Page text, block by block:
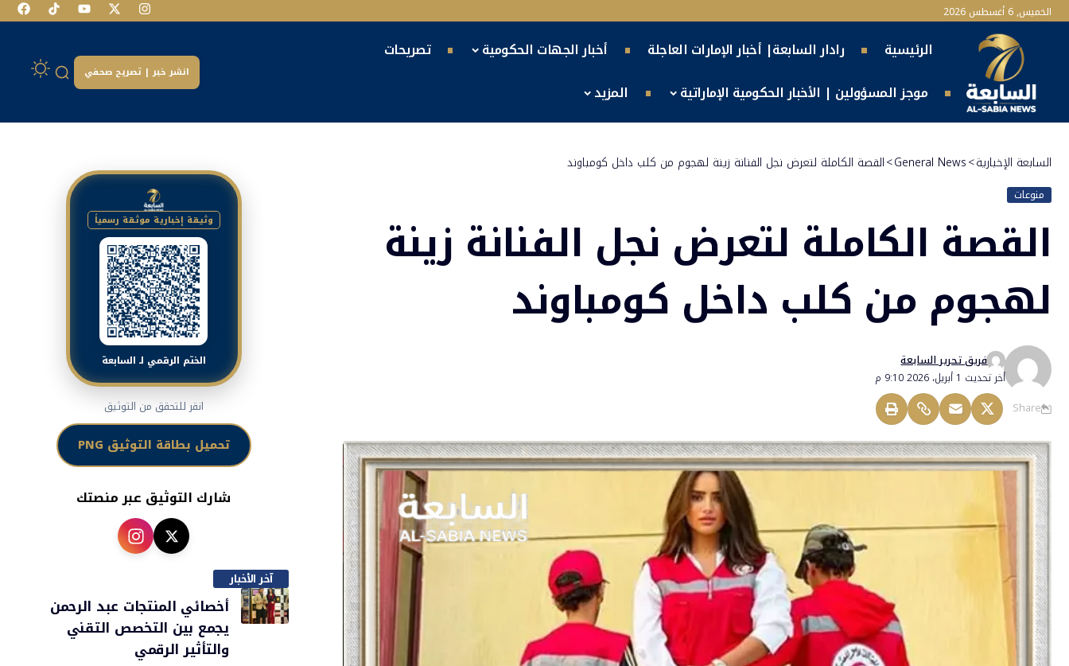
الخميس, 6 أغسطس 2026
الرئيسية رادار السابعة| أخبار الإمارات العاجلة أخبار الجهات الحكومية
تصريحات
موجز المسؤولين | الأخبار الحكومية الإماراتية
المزيد
انشر خبر | تصريح صحفي
السابعة الإخبارية>
General News
>القصة الكاملة لتعرض نجل الفنانة زينة لهجوم من كلب داخل كومباوند
منوعات
القصة الكاملة لتعرض نجل الفنانة زينة
لهجوم من كلب داخل كومباوند
أخر تحديث 1 أبريل، 2026 9:10 م
فريق تحرير السابعة
Share
وثيقة إخبارية موثقة رسمياً
الختم الرقمي لـ السابعة
انقر للتحقق من التوثيق
تحميل بطاقة التوثيق PNG
شارك التوثيق عبر منصتك
آخر الأخبار
أخصائي المنتجات عبد الرحمن
يجمع بين التخصص التقني
والتأثير الرقمي